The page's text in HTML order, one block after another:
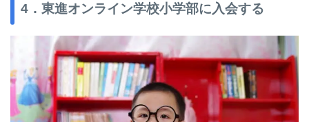
4．東進オンライン学校小学部に入会する